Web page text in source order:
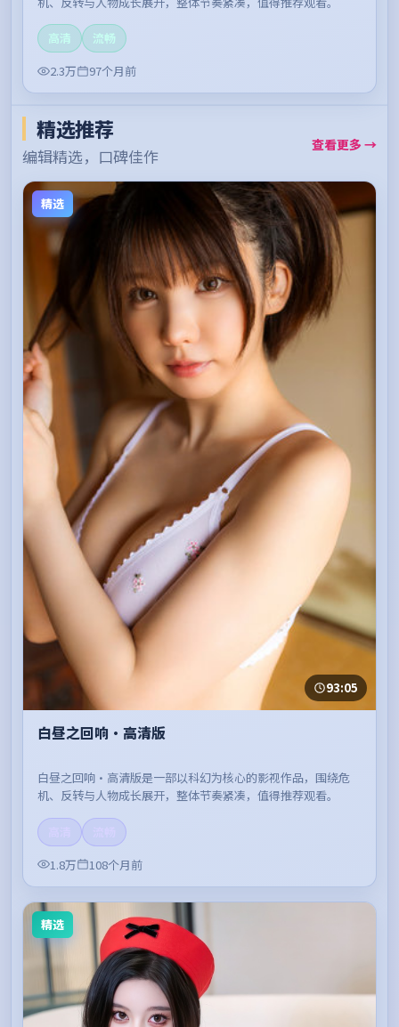
高清
流畅
2.3万
97个月前
精选推荐
编辑精选，口碑佳作
查看更多 →
精选
93:05
白昼之回响·高清版
白昼之回响·高清版是一部以科幻为核心的影视作品，围绕危
机、反转与人物成长展开，整体节奏紧凑，值得推荐观看。
1.8万
108个月前
精选